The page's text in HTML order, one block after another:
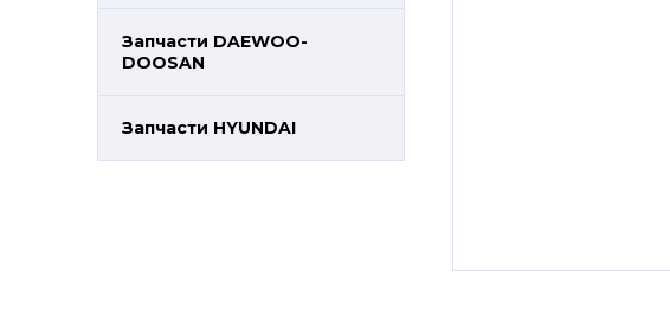
Запчасти DAEWOO-
DOOSAN
Запчасти HYUNDAI